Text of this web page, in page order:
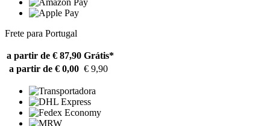
Frete para Portugal
a partir de € 87,90 Grátis*
a partir de € 0,00 € 9,90